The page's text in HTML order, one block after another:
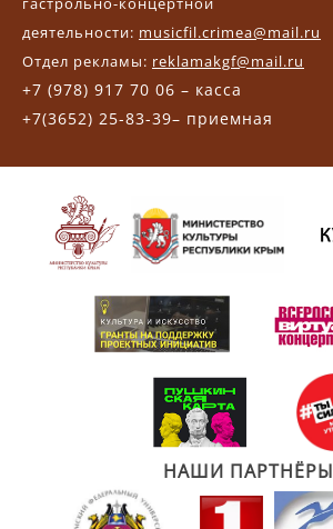
деятельности: musicfil.crimea@mail.ru
Отдел рекламы: reklamakgf@mail.ru
+7 (978) 917 70 06 – касса
+7(3652) 25-83-39– приемная
НАШИ ПАРТНЁРЫ